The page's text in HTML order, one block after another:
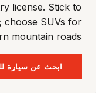
license. Stick to
choose SUVs for
mountain roads.
ابحث عن سيارة